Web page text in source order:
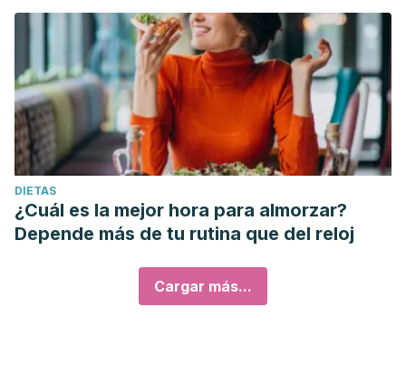
DIETAS
¿Cuál es la mejor hora para almorzar?
Depende más de tu rutina que del reloj
Cargar más...